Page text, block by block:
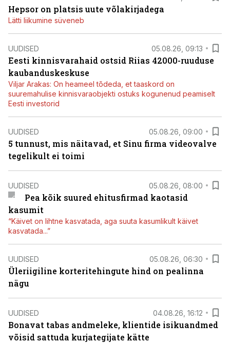
Hepsor on platsis uute võlakirjadega
Lätti liikumine süveneb
UUDISED 05.08.26, 09:13
Eesti kinnisvarahaid ostsid Riias 42000-ruuduse
kaubanduskeskuse
Viljar Arakas: On heameel tõdeda, et taaskord on
suuremahulise kinnisvaraobjekti ostuks kogunenud peamiselt
Eesti investorid
UUDISED 05.08.26, 09:00
5 tunnust, mis näitavad, et Sinu firma videovalve
tegelikult ei toimi
UUDISED 05.08.26, 08:00
Pea kõik suured ehitusfirmad kaotasid
kasumit
“Käivet on lihtne kasvatada, aga suuta kasumlikult käivet
kasvatada...”
UUDISED 05.08.26, 06:30
Üleriigiline korteritehingute hind on pealinna
nägu
UUDISED 04.08.26, 16:12
Bonavat tabas andmeleke, klientide isikuandmed
võisid sattuda kurjategijate kätte